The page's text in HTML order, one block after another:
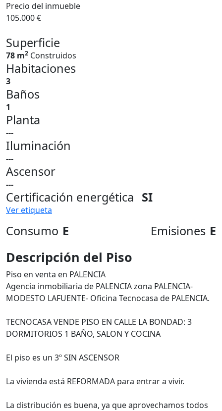
Precio del inmueble
105.000 €
Superficie
78 m2 Construidos
Habitaciones
3
Baños
1
Planta
---
Iluminación
---
Ascensor
---
Certificación energética SI
Ver etiqueta
Consumo E Emisiones E
Descripción del Piso
Piso en venta en PALENCIA
Agencia inmobiliaria de PALENCIA zona PALENCIA-
MODESTO LAFUENTE- Oficina Tecnocasa de PALENCIA.
TECNOCASA VENDE PISO EN CALLE LA BONDAD: 3
DORMITORIOS 1 BAÑO, SALON Y COCINA
El piso es un 3º SIN ASCENSOR
La vivienda está REFORMADA para entrar a vivir.
La distribución es buena, ya que aprovechamos todos